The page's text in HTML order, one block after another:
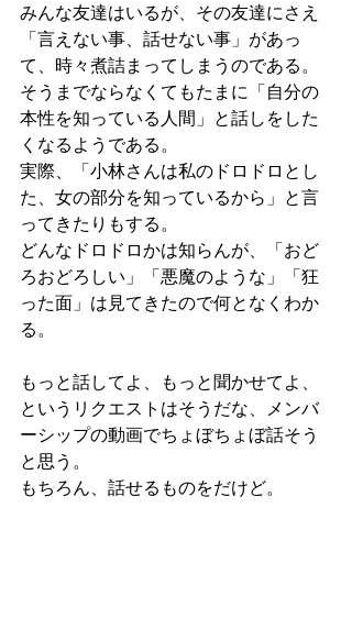
みんな友達はいるが、その友達にさえ
「言えない事、話せない事」があっ
て、時々煮詰まってしまうのである。
そうまでならなくてもたまに「自分の
本性を知っている人間」と話しをした
くなるようである。
実際、「小林さんは私のドロドロとし
た、女の部分を知っているから」と言
ってきたりもする。
どんなドロドロかは知らんが、「おど
ろおどろしい」「悪魔のような」「狂
った面」は見てきたので何となくわか
る。
もっと話してよ、もっと聞かせてよ、
というリクエストはそうだな、メンバ
ーシップの動画でちょぼちょぼ話そう
と思う。
もちろん、話せるものをだけど。